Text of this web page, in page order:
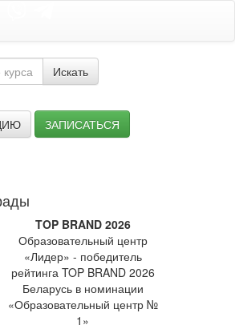
Искать
ЗАПИСАТЬСЯ
TOP BRAND 2026
Образовательный центр
«Лидер» - победитель
рейтинга TOP BRAND 2026
Беларусь в номинации
«Образовательный центр №
1»